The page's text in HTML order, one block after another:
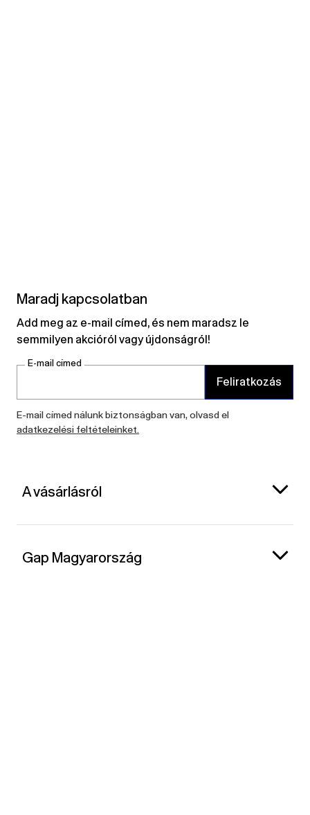
Maradj kapcsolatban
Add meg az e-mail címed, és nem maradsz le
semmilyen akcióról vagy újdonságról!
E-mail címed
Feliratkozás
E-mail címed nálunk biztonságban van, olvasd el
adatkezelési feltételeinket.
A vásárlásról
Gap Magyarország